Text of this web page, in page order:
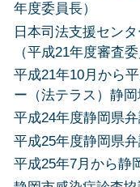
年度委員長）
日本司法支援セン
（平成21年度審査委
平成21年10月から
ー（法テラス）静
平成24年度静岡県
平成25年度静岡県
平成25年7月から静